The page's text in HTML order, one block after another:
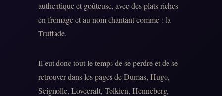
authentique et goûteuse, avec des plats riches
en fromage et au nom chantant comme : la
Truffade.
Il eut donc tout le temps de se perdre et de se
retrouver dans les pages de Dumas, Hugo,
Seignolle, Lovecraft, Tolkien, Henneberg,